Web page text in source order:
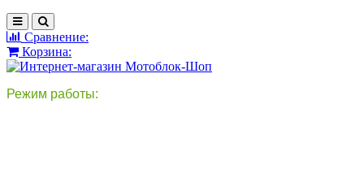
Сравнение:
Корзина:
Режим работы: